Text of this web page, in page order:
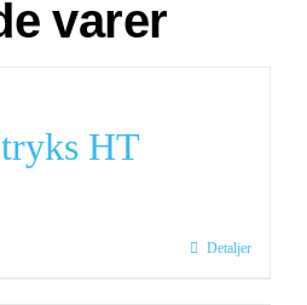
varer
HT
Detaljer